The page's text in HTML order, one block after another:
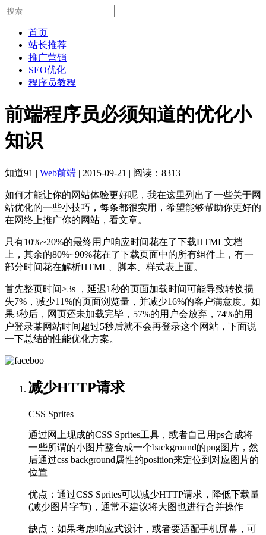
首页
站长推荐
推广营销
SEO优化
程序员教程
前端程序员必须知道的优化小
知识
知道91 | Web前端 | 2015-09-21 | 阅读：8313
如何才能让你的网站体验更好呢，我在这里列出了一些关于网
站优化的一些小技巧，每条都很实用，希望能够帮助你更好的
在网络上推广你的网站，看文章。
只有10%~20%的最终用户响应时间花在了下载HTML文档
上，其余的80%~90%花在了下载页面中的所有组件上，有一
部分时间花在解析HTML、脚本、样式表上面。
首先整页时间>3s ，延迟1秒的页面加载时间可能导致转换损
失7%，减少11%的页面浏览量，并减少16%的客户满意度。如
果3秒后，网页还未加载完毕，57%的用户会放弃，74%的用
户登录某网站时间超过5秒后就不会再登录这个网站，下面说
一下总结的性能优化方案。
减少HTTP请求
CSS Sprites
通过网上现成的CSS Sprites工具，或者自己用ps合成将
一些所谓的小图片整合成一个background的png图片，然
后通过css background属性的position来定位到对应图片的
位置
优点：通过CSS Sprites可以减少HTTP请求，降低下载量
(减少图片字节)，通常不建议将大图也进行合并操作
缺点：如果考虑响应式设计，或者要适配手机屏幕，可